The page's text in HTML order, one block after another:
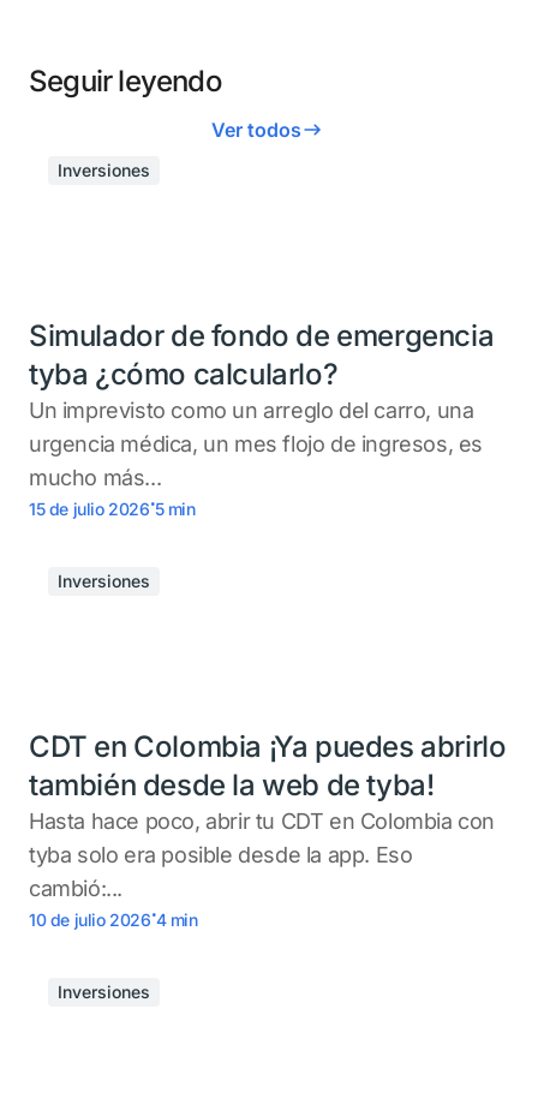
Seguir leyendo
Ver todos
Inversiones
Simulador de fondo de emergencia
tyba ¿cómo calcularlo?
Un imprevisto como un arreglo del carro, una
urgencia médica, un mes flojo de ingresos, es
mucho más...
15 de julio 2026.5 min
Inversiones
CDT en Colombia ¡Ya puedes abrirlo
también desde la web de tyba!
Hasta hace poco, abrir tu CDT en Colombia con
tyba solo era posible desde la app. Eso
cambió:...
10 de julio 2026.4 min
Inversiones